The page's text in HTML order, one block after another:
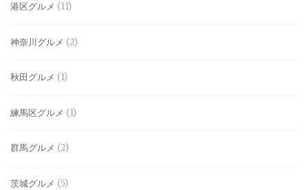
港区グルメ (11)
神奈川グルメ (2)
秋田グルメ (1)
練馬区グルメ (1)
群馬グルメ (2)
茨城グルメ (5)